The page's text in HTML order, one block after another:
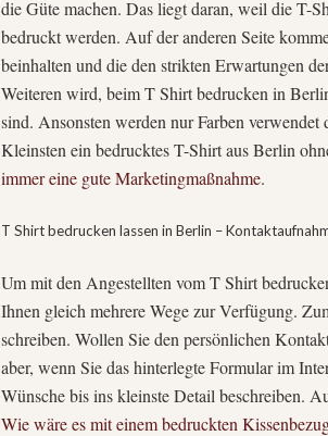
die Güte machen. Das liegt daran, weil die T-
bedruckt werden. Auf der anderen Seite
beinhalten und die den strikten Erwartungen
Weiteren wird, beim T Shirt bedrucken in
sind. Ansonsten werden nur Farben
Kleinsten ein bedrucktes T-Shirt aus Berlin
immer eine gute Marketingmaßnahme.
T Shirt bedrucken lassen in Berlin –
Um mit den Angestellten vom T Shirt
Ihnen gleich mehrere Wege zur Verfügung.
schreiben. Wollen Sie den persönlichen
aber, wenn Sie das hinterlegte Formular im
Wünsche bis ins kleinste Detail beschreiben.
Wie wäre es mit einem bedruckten